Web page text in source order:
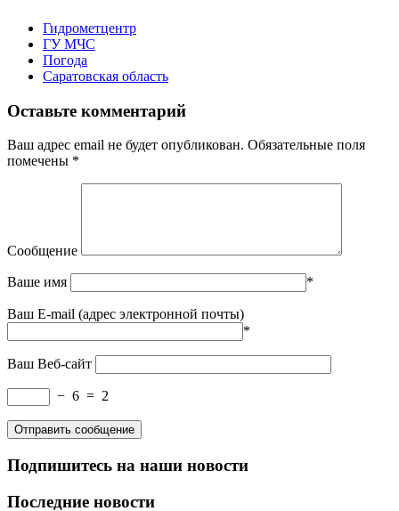
Гидрометцентр
ГУ МЧС
Погода
Саратовская область
Оставьте комментарий
Ваш адрес email не будет опубликован. Обязательные поля
помечены *
Сообщение
Ваше имя *
Ваш E-mail (адрес электронной почты)
*
Ваш Веб-сайт
− 6 = 2
Подпишитесь на наши новости
Последние новости